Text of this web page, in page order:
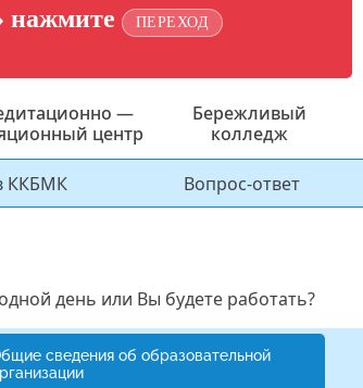
нажмите ПЕРЕХОД
—
центр
Бережливый
колледж
ККБМК Вопрос-ответ
день или Вы будете работать?
сведения об образовательной